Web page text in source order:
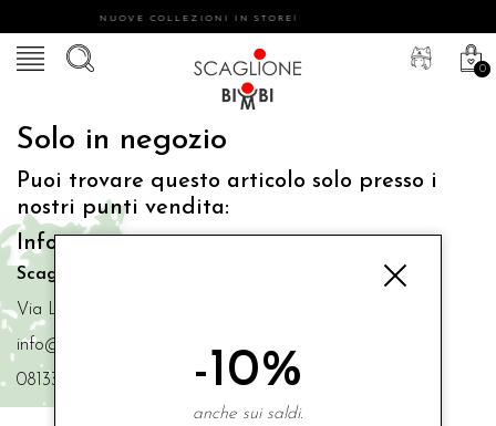
NUOVE COLLEZIONI IN STORE!
0
Solo in negozio
Puoi trovare questo articolo solo presso i
nostri punti vendita:
Info contatti
Scaglione Bimbi di Iacono Maria Angela
Via Luigi Mazzella,73 80077 Ischia
info@scaglionebimbi.com
0813331162
-10%
anche sui saldi.